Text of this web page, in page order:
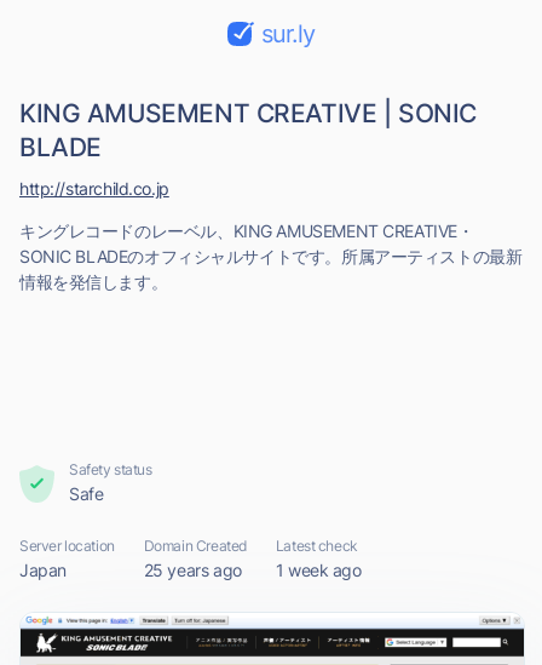
sur.ly
KING AMUSEMENT CREATIVE | SONIC
BLADE
キングレコードのレーベル、KING AMUSEMENT CREATIVE・
SONIC BLADEのオフィシャルサイトです。所属アーティストの最新
情報を発信します。
http://starchild.co.jp
Safety status
Safe
Server location
Japan
Domain Created
25 years ago
Latest check
1 week ago